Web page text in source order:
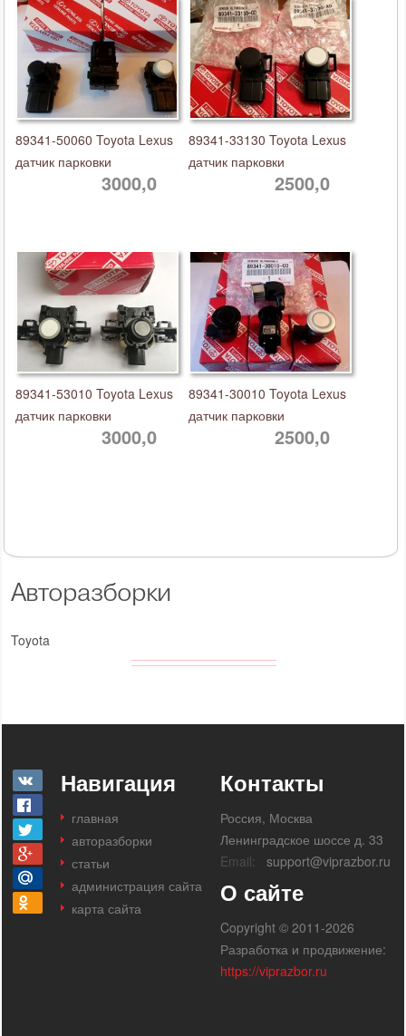
Авторазборки
Toyota
89341-50060 Toyota Lexus
датчик парковки
3000,0
89341-33130 Toyota Lexus
датчик парковки
2500,0
89341-53010 Toyota Lexus
датчик парковки
3000,0
89341-30010 Toyota Lexus
датчик парковки
2500,0
Навигация
главная
авторазборки
статьи
администрация сайта
карта сайта
Контакты
Россия, Москва
Ленинградское шоссе д. 33
Email:
support@viprazbor.ru
О сайте
Copyright © 2011-2026
Разработка и продвижение:
https://viprazbor.ru